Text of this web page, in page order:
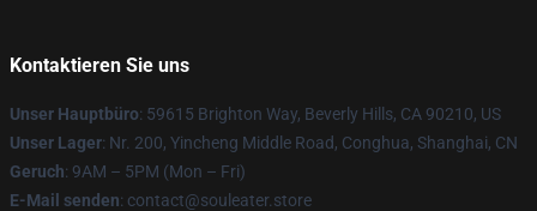
Kontaktieren Sie uns
Unser Hauptbüro: 59615 Brighton Way, Beverly Hills, CA 90210, US
Unser Lager: Nr. 200, Yincheng Middle Road, Conghua, Shanghai, CN
Geruch: 9AM – 5PM (Mon – Fri)
E-Mail senden: contact@souleater.store